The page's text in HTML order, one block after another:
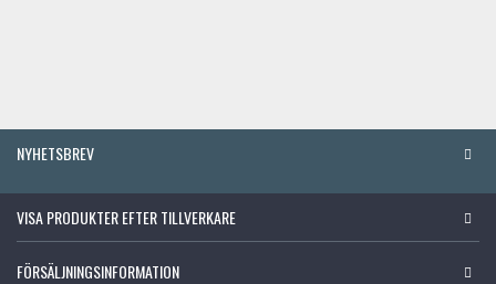
NYHETSBREV
VISA PRODUKTER EFTER TILLVERKARE
FÖRSÄLJNINGSINFORMATION